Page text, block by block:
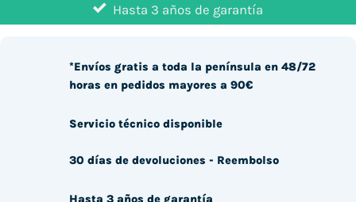
Hasta 3 años de garantía
*Envíos gratis a toda la península en 48/72
horas en pedidos mayores a 90€
Servicio técnico disponible
30 días de devoluciones - Reembolso
Hasta 3 años de garantía